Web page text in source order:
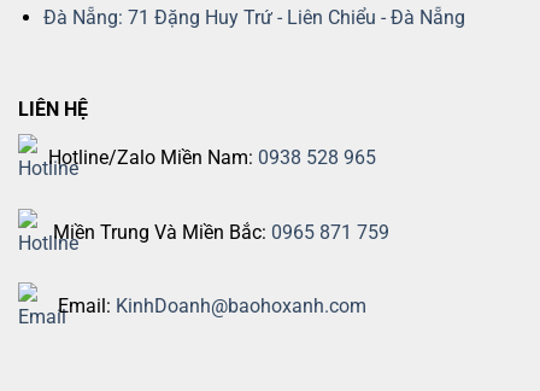
Đà Nẵng: 71 Đặng Huy Trứ - Liên Chiểu - Đà Nẵng
LIÊN HỆ
Hotline/Zalo Miền Nam: 0938 528 965
Miền Trung Và Miền Bắc: 0965 871 759
Email: KinhDoanh@baohoxanh.com